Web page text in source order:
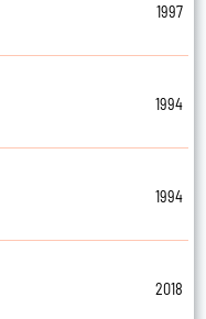
1997
1994
1994
2018